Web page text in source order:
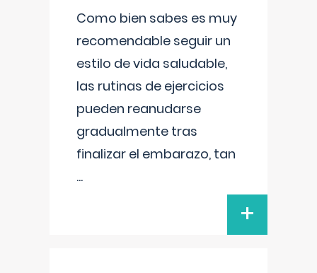
Como bien sabes es muy
recomendable seguir un
estilo de vida saludable,
las rutinas de ejercicios
pueden reanudarse
gradualmente tras
finalizar el embarazo, tan
...
+